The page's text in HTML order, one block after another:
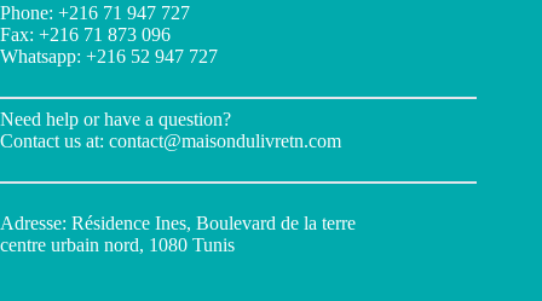
Phone: +216 71 947 727
Fax: +216 71 873 096
Whatsapp: +216 52 947 727
Need help or have a question?
Contact us at: contact@maisondulivretn.com
Adresse: Résidence Ines, Boulevard de la terre
centre urbain nord, 1080 Tunis